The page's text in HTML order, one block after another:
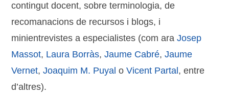
contingut docent, sobre terminologia, de
recomanacions de recursos i blogs, i
minientrevistes a especialistes (com araJosep
Massot, Laura Borràs,Jaume Cabré,Jaume
Vernet,Joaquim M. Puyal oVicent Partal , entre
d’altres).